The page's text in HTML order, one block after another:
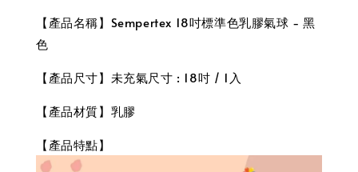
【產品名稱】Sempertex 18吋標準色乳膠氣球 - 黑
色
【產品尺寸】未充氣尺寸 : 18吋 / 1入
【產品材質】乳膠
【產品特點】